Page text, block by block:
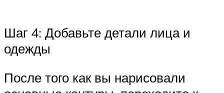
Шаг 4: Добавьте детали лица и
одежды
После того как вы нарисовали